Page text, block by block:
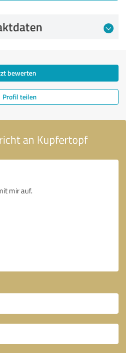
bewerten
Profil teilen
an Kupfertopf